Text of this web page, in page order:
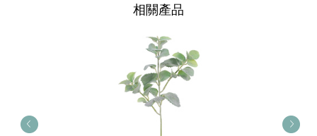
相關產品